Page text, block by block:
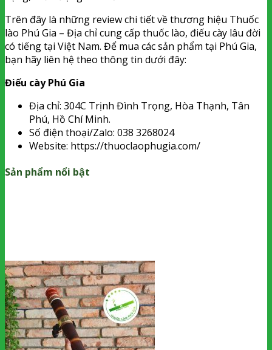
Trên đây là những review chi tiết về thương hiệu Thuốc
lào Phú Gia – Địa chỉ cung cấp thuốc lào, điếu cày lâu đời
có tiếng tại Việt Nam. Để mua các sản phẩm tại Phú Gia,
bạn hãy liên hệ theo thông tin dưới đây:
Điếu cày Phú Gia
Địa chỉ: 304C Trịnh Đình Trọng, Hòa Thạnh, Tân
Phú, Hồ Chí Minh.
Số điện thoại/Zalo: 038 3268024
Website: https://thuoclaophugia.com/
Sản phẩm nổi bật